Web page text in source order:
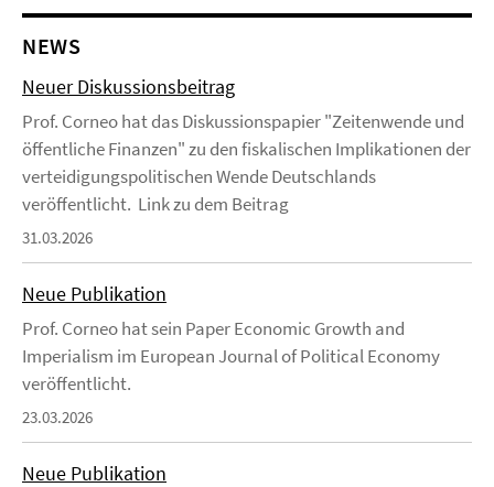
NEWS
Neuer Diskussionsbeitrag
Prof. Corneo hat das Diskussionspapier "Zeitenwende und
öffentliche Finanzen" zu den fiskalischen Implikationen der
verteidigungspolitischen Wende Deutschlands
veröffentlicht. Link zu dem Beitrag
31.03.2026
Neue Publikation
Prof. Corneo hat sein Paper Economic Growth and
Imperialism im European Journal of Political Economy
veröffentlicht.
23.03.2026
Neue Publikation